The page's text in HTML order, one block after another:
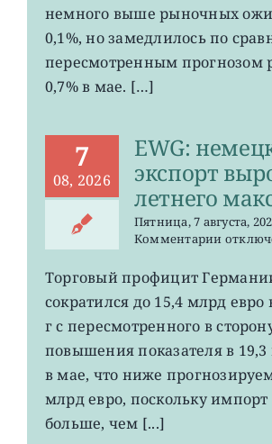
до
0,2%
немного выше рыночных
0,1%, но замедлилось по
пересмотренным прогнозом
0,7% в мае. […]
7
08, 2026
EWG:
экспорт
летнего
Пятница, 7 августа,
Комментариик
EWG:
экспорт
вырос
4-
летнего
Торговый профицит
сократился до 15,4 млрд евро
г с пересмотренного в
повышения показателя в
в мае, что ниже
млрд евро, поскольку
больше, чем [...]